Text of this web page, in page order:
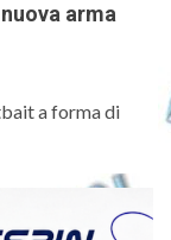
arma
a forma di